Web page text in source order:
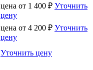
цена от 1 400 ₽ Уточнить
цену
цена от 4 200 ₽ Уточнить
цену
Уточнить цену